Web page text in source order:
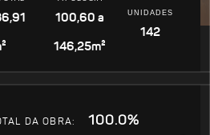
100,60 a
146,25m²
UNIDADES
142
DA OBRA: 100.0%